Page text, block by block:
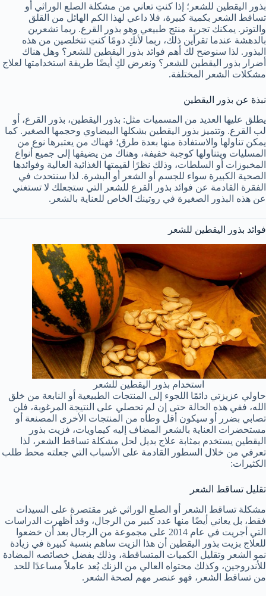
بذور اليقطين للشعر؛ إذا كنتِ تعاني من مشكلة الصلع الوراثي أو
تساقط الشعر بكمية كبيرة، فلا داعي لهذا الكم الهائل من القلق
والتوتر. يمكنك تجربة منتج طبيعي وهو بذور القرع. ربما تشعرين
بالدهشة عندما تقرأين ذلك، ربما لأنكِ دومًا كنتِ تتخلصين من هذه
البذور. لذا سنوضح لك أهم فوائد بذور اليقطين للشعر؟ وهل هناك
أضرار بذور اليقطين للشعر؟ ونعرض لكِ أيضًا طريقة استخدامتها لعلاج
مشكلات الشعر المختلفة.
نبذة عن بذور اليقطين
يطلق عليها العديد من المسميات مثل: بذور اليقطين، بذور القرع، أو
لب القرع. وتتميز بذور اليقطين بشكلها البيضاوي وحجمها الصغير. كما
يمكن تناولها والاستفادة منها بعدة طرق؛ فهناك من يعتبرها نوع من
المسليات ويتناولها كوجبة خفيفة، وهناك من يضيفها إلى جميع أنواع
المخبوزات أو السلطات، وذلك نظرًا لقيمتها الغذائية العالية وفوائدها
الصحية الكبيرة سواء للجسم أو الشعر أو البشرة. لذا سنتحدث في
الفقرة القادمة عن فوائد بذور القرع للشعر التي ستجعلك لا تستغني
عن هذه البذور الصغيرة في روتينك الخاص للعناية بالشعر.
فوائد بذور اليقطين للشعر
استخدام بذور اليقطين للشعر
حاولي عزيزتي دائمًا اللجوء إلى المنتجات الطبيعية أو النابعة من خلق
الله، ففي هذه الحالة حتى إن لم تحصلي على النتيجة المرغوبة، فلن
تصابي بضرر أو سيكون أقل وطأه من المنتجات الأخرى المصنعة أو
مستحضرات العناية بالشعر المضاف إليه كيماويات، فزيت بذور
اليقطين يستخدم بمثابة علاج بديل لحل مشكلة تساقط الشعر، لذا
تعرفي من خلال السطور القادمة على الأسباب التي جعلته محط طلب
الكثيرات:
تقليل تساقط الشعر
مشكلة تساقط الشعر أو الصلع الوراثي غير مقتصرة على السيدات
فقط، بل يعاني أيضًا منها عدد كبير من الرجال، وقد أظهرت الدراسات
التي أجريت في عام 2014 على مجموعة من الرجال بعد أن خضعوا
للعلاج بزيت بذور اليقطين أن هذا الزيت ساهم بنسبة كبيرة في زيادة
نمو الشعر وتقليل الكميات المتساقطة، وذلك بفضل خصائصه المضادة
للأندروجين، وكذلك محتواه العالي من الزنك يُعد عاملاً مساعدًا للحد
من تساقط الشعر، فهو عنصر مهم لصحة الشعر.